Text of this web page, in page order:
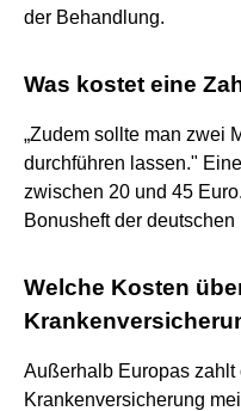
der Behandlung.
Was kostet eine
„Zudem sollte man zwei
durchführen lassen."
zwischen 20 und 45
Bonusheft der
Welche Kosten
Außerhalb Europas zahlt
Krankenversicherung